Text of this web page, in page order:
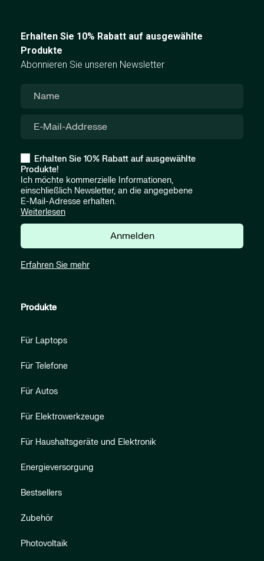
Erhalten Sie 10% Rabatt auf ausgewählte
Produkte
Abonnieren Sie unseren Newsletter
Erhalten Sie 10% Rabatt auf ausgewählte
Produkte!
Ich möchte kommerzielle Informationen,
einschließlich Newsletter, an die angegebene
E-Mail-Adresse erhalten.
Weiterlesen
Anmelden
Erfahren Sie mehr
Produkte
Für Laptops
Für Telefone
Für Autos
Für Elektrowerkzeuge
Für Haushaltsgeräte und Elektronik
Energieversorgung
Bestsellers
Zubehör
Photovoltaik